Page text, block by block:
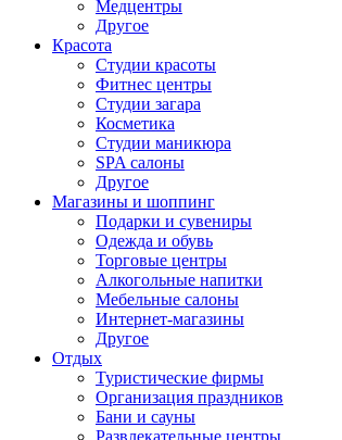
Медцентры
Другое
Красота
Студии красоты
Фитнес центры
Студии загара
Косметика
Студии маникюра
SPA салоны
Другое
Магазины и шоппинг
Подарки и сувениры
Одежда и обувь
Торговые центры
Алкогольные напитки
Мебельные салоны
Интернет-магазины
Другое
Отдых
Туристические фирмы
Организация праздников
Бани и сауны
Развлекательные центры